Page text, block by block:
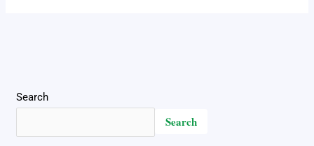
Search
Search